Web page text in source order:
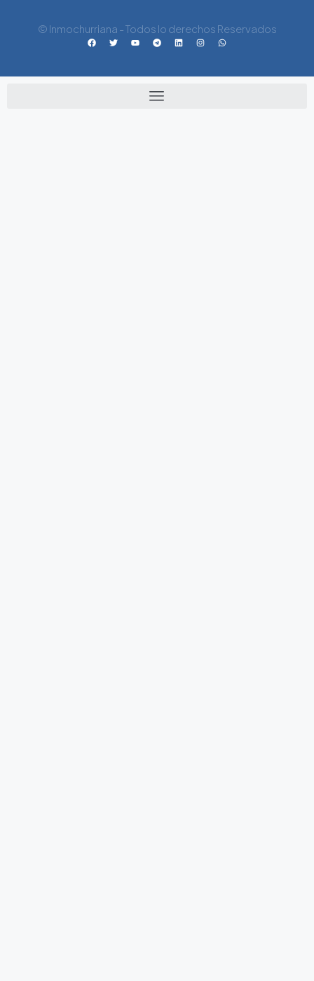
© Inmochurriana - Todos lo derechos Reservados